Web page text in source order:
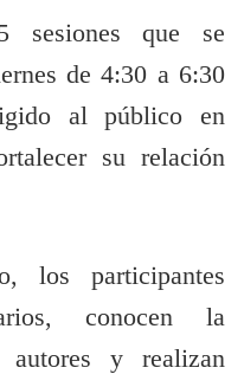
sesiones que se
de 4:30 a 6:30
al público en
su relación
los participantes
conocen la
autores y realizan